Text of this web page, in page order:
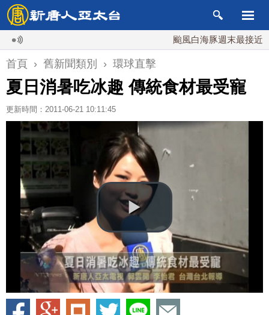
颱風白海豚週末最接近台灣
首頁 › 舊新聞類別 › 環球直擊
夏日消暑吃冰趣 傳統食材最受寵
更新時間：2011-06-21 10:11:45